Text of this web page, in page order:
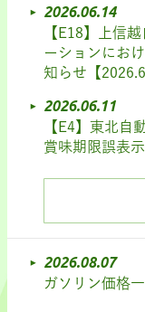
2026.06.14
【E18】上信
ーションにお
知らせ【
2026.06.11
【E4】東北自
賞味期限誤表
2026.08.07
ガソリン価格